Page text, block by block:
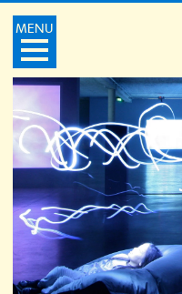
MENU